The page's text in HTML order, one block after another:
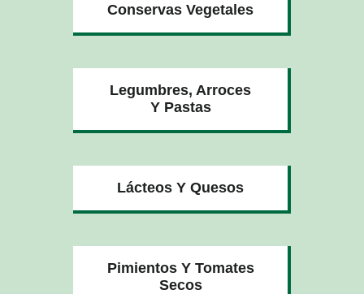
Conservas Vegetales
Legumbres, Arroces
Y Pastas
Lácteos Y Quesos
Pimientos Y Tomates
Secos